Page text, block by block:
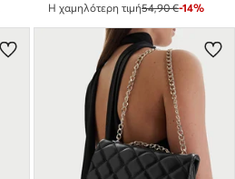
Η χαμηλότερη τιμή54,90 €-14%